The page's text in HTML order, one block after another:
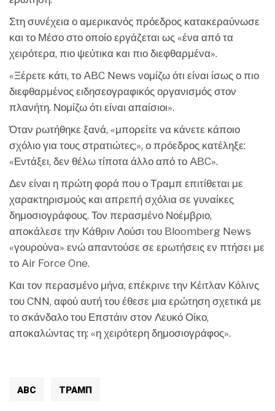
Στη συνέχεια ο αμερικανός πρόεδρος κατακεραύνωσε
και το Μέσο στο οποίο εργάζεται ως «ένα από τα
χειρότερα, πιο ψεύτικα και πιο διεφθαρμένα».
«Ξέρετε κάτι, το ABC News νομίζω ότι είναι ίσως ο πιο
διεφθαρμένος ειδησεογραφικός οργανισμός στον
πλανήτη. Νομίζω ότι είναι απαίσιοι».
Όταν ρωτήθηκε ξανά, «μπορείτε να κάνετε κάποιο
σχόλιο για τους στρατιώτες;», ο πρόεδρος κατέληξε:
«Εντάξει, δεν θέλω τίποτα άλλο από το ABC».
Δεν είναι η πρώτη φορά που ο Τραμπ επιτίθεται με
χαρακτηρισμούς και απρεπή σχόλια σε γυναίκες
δημοσιογράφους. Τον περασμένο Νοέμβριο,
αποκάλεσε την Κάθριν Λούσι του Bloomberg News
«γουρούνα» ενώ απαντούσε σε ερωτήσεις εν πτήσει με
το Air Force One.
Και τον περασμένο μήνα, επέκρινε την Κέιτλαν Κόλινς
του CNN, αφού αυτή του έθεσε μια ερώτηση σχετικά με
το σκάνδαλο του Επστάιν στον Λευκό Οίκο,
αποκαλώντας τη: «η χειρότερη δημοσιογράφος».
ABC ΤΡΑΜΠ